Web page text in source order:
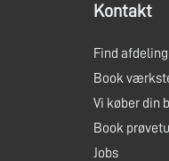
Kontakt
Find afdeling
Book
Vi køber din
Book
Jobs